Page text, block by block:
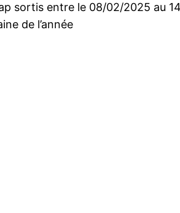
sortis entre le 08/02/2025 au
de l’année